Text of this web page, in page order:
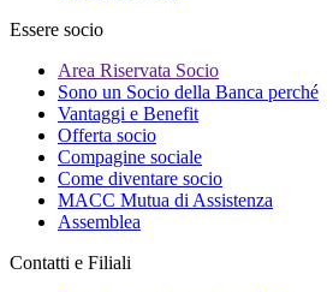
Essere socio
Area Riservata Socio
Sono un Socio della Banca perché
Vantaggi e Benefit
Offerta socio
Compagine sociale
Come diventare socio
MACC Mutua di Assistenza
Assemblea
Contatti e Filiali